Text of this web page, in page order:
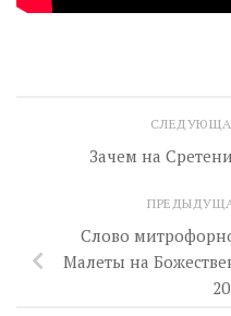
Зачем на
Слово
Малеты на